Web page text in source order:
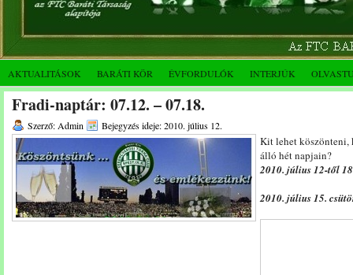
AKTUALITÁSOK BARÁTI KÖR ÉVFORDULÓK INTERJÚK
Fradi-naptár: 07.12. – 07.18.
Szerző: Admin Bejegyzés ideje: 2010. július 12.
Kit lehet köszönteni,
álló hét napjain?
2010. július 12-től
2010. július 15.